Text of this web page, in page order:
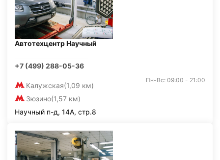
Автотехцентр Научный
+7 (499) 288-05-36
Калужская(1,09 км)
Зюзино(1,57 км)
Пн-Вс: 09:00 - 21:00
Научный п-д, 14А, стр.8